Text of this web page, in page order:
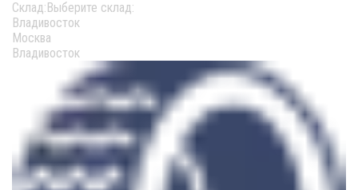
Cклад:Выберите склад:
Владивосток
Москва
Владивосток